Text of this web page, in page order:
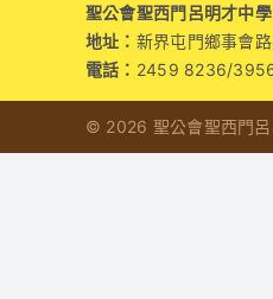
聖公會聖西門呂明才中
地址： 新界屯門鄉事會
電話： 2459 8236/
© 2026 聖公會聖西門